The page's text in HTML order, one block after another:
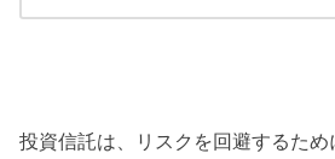
投資信託は、リスクを回避するた